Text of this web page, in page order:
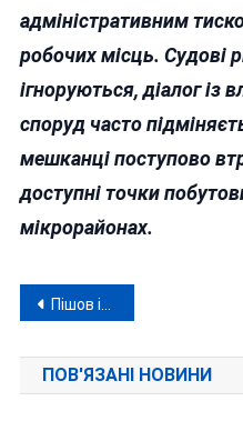
адміністративним
робочих місць. Судові
ігноруються, діалог із
споруд часто
мешканці поступово
доступні точки
мікрорайонах.
Навігація
записів
Пішов із життя вінницький культурний діяч Олександр Шемет
ПОВ'ЯЗАНІ НОВИНИ